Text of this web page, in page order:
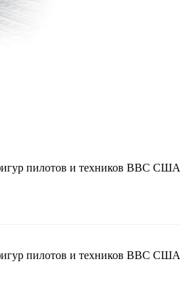
пилотов и техников ВВС США
пилотов и техников ВВС США